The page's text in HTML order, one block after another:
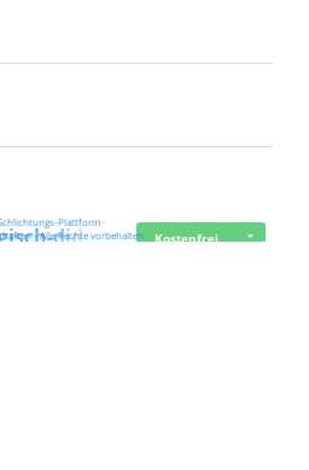
did… Kostenfrei
Plattform·
- Alle Rechte vorbehalten.